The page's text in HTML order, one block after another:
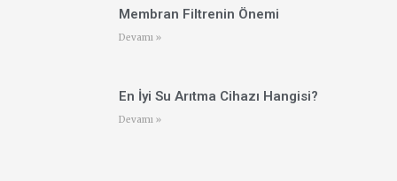
Membran Filtrenin Önemi
Devamı »
En İyi Su Arıtma Cihazı Hangisi?
Devamı »